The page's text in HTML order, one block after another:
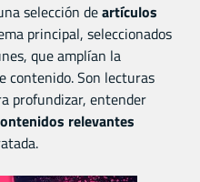
selección deartículos
principal, seleccionados
que amplían la
contenido. Son lecturas
profundizar, entender
relevantes